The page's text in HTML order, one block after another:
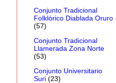
Conjunto Tradicional
Folklórico Diablada Oruro
(57)
Conjunto Tradicional
Llamerada Zona Norte
(53)
Conjunto Universitario
Suri (23)